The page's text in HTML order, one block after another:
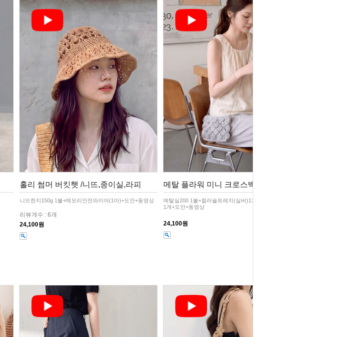
홀리 썸머 버킷햇 /니뜨,종이실,라피
니뜨한지150g 1볼+메모리안전와이어(1마)+도안+동영상
리뷰개수 : 6개
24,100원
메탈 플라워 미니 크로스백 /코바늘뜨
메탈실200 1볼+컬러숄트레지(실버)1개+체인120cm실버
1개+도안+동영상
24,100원